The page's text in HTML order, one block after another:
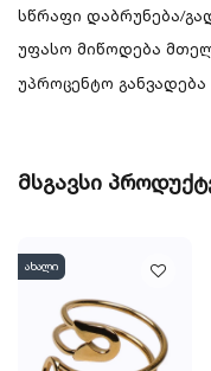
სწრაფი დაბრუნება/
უფასო მიწოდება
უპროცენტო განვადება
მსგავსი
ახალი